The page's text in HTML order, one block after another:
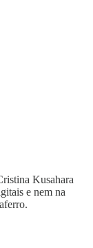
Kusahara
e nem na